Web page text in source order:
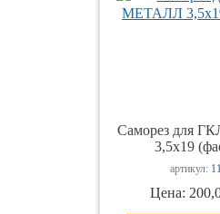
Саморез для
3,5х19
артикул:
Цена: